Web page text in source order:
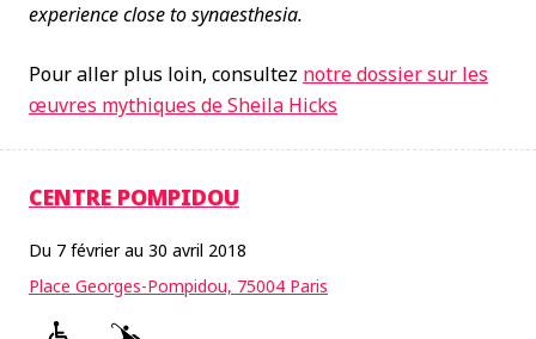
experience close to synaesthesia.
Pour aller plus loin, consultez notre dossier sur les
œuvres mythiques de Sheila Hicks
CENTRE POMPIDOU
Du 7 février au 30 avril 2018
Place Georges-Pompidou, 75004 Paris